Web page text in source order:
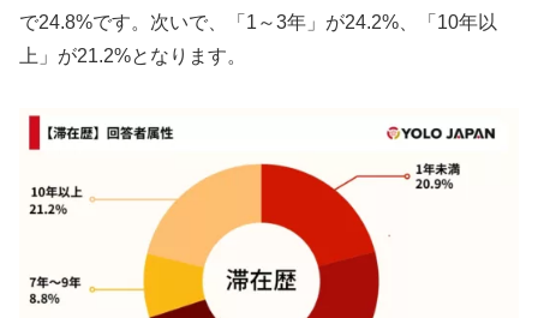
で24.8%です。次いで、「1～3年」が24.2%、「10年以
上」が21.2%となります。